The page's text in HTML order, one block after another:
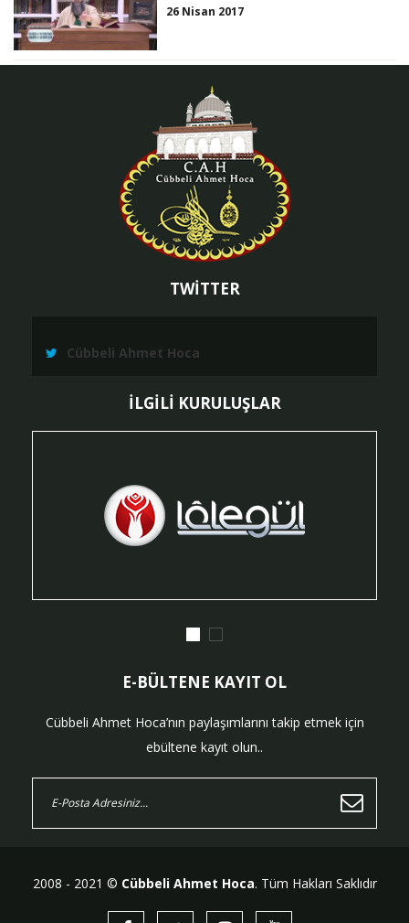
26 Nisan 2017
TWİTTER
Cübbeli Ahmet Hoca
İLGİLİ KURULUŞLAR
E-BÜLTENE KAYIT OL
Cübbeli Ahmet Hoca’nın paylaşımlarını takip etmek için
ebültene kayıt olun..
2008 - 2021 © Cübbeli Ahmet Hoca. Tüm Hakları Saklıdır